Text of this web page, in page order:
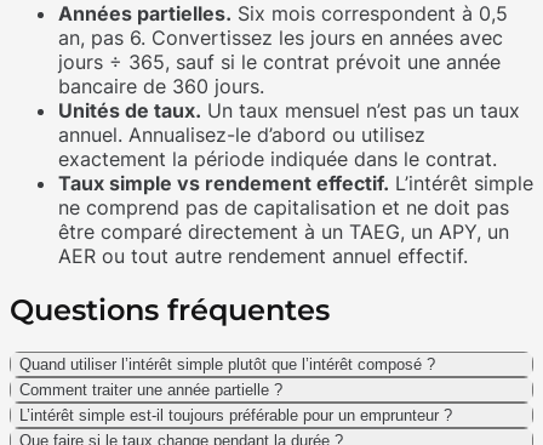
Années partielles. Six mois correspondent à 0,5
an, pas 6. Convertissez les jours en années avec
jours ÷ 365, sauf si le contrat prévoit une année
bancaire de 360 jours.
Unités de taux. Un taux mensuel n’est pas un taux
annuel. Annualisez-le d’abord ou utilisez
exactement la période indiquée dans le contrat.
Taux simple vs rendement effectif. L’intérêt simple
ne comprend pas de capitalisation et ne doit pas
être comparé directement à un TAEG, un APY, un
AER ou tout autre rendement annuel effectif.
Questions fréquentes
Quand utiliser l’intérêt simple plutôt que l’intérêt composé ?
Comment traiter une année partielle ?
L’intérêt simple est-il toujours préférable pour un emprunteur ?
Que faire si le taux change pendant la durée ?